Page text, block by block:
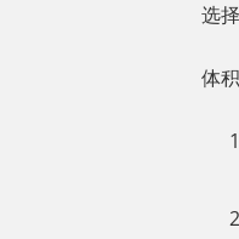
选择
体